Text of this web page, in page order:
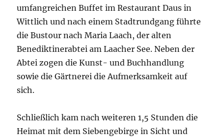
umfangreichen Buffet im Restaurant Daus in
Wittlich und nach einem Stadtrundgang führte
die Bustour nach Maria Laach, der alten
Benediktinerabtei am Laacher See. Neben der
Abtei zogen die Kunst- und Buchhandlung
sowie die Gärtnerei die Aufmerksamkeit auf
sich.
Schließlich kam nach weiteren 1,5 Stunden die
Heimat mit dem Siebengebirge in Sicht und